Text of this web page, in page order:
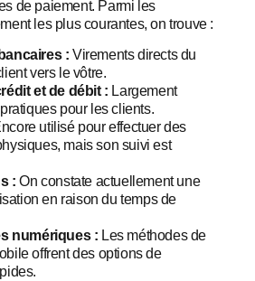
de paiement. Parmi les
les plus courantes, on trouve :
: Virements directs du
vers le vôtre.
et de débit : Largement
pour les clients.
utilisé pour effectuer des
mais son suivi est
: On constate actuellement une
en raison du temps de
numériques : Les méthodes de
offrent des options de